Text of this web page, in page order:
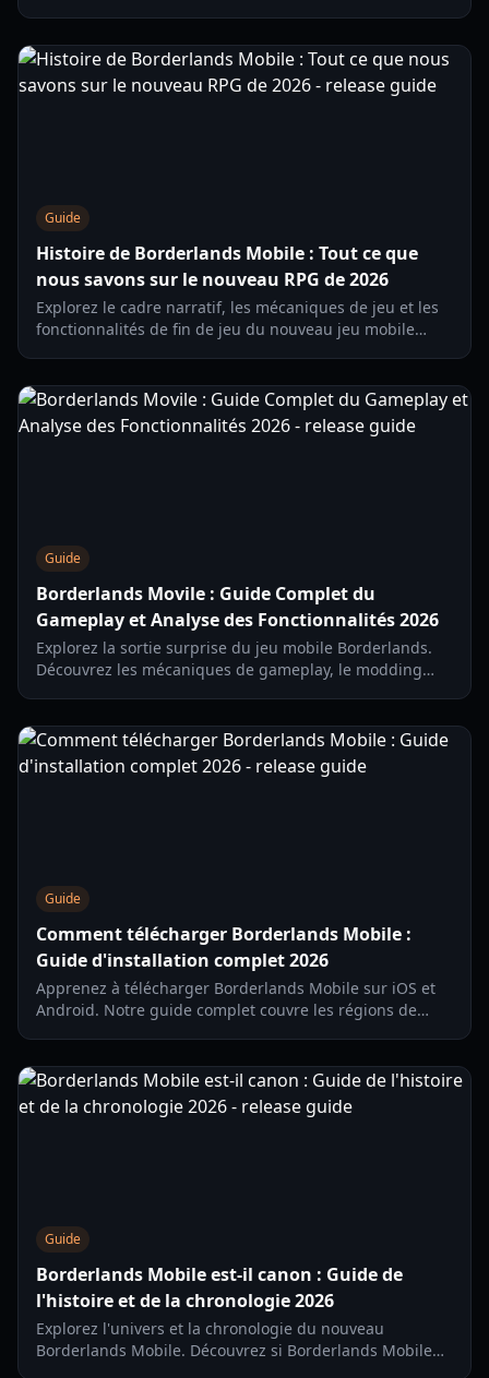
Guide
Histoire de Borderlands Mobile : Tout ce que
nous savons sur le nouveau RPG de 2026
Explorez le cadre narratif, les mécaniques de jeu et les
fonctionnalités de fin de jeu du nouveau jeu mobile
Guide
Borderlands Movile : Guide Complet du
Gameplay et Analyse des Fonctionnalités 2026
Explorez la sortie surprise du jeu mobile Borderlands.
Découvrez les mécaniques de gameplay, le modding
Guide
Comment télécharger Borderlands Mobile :
Guide d'installation complet 2026
Apprenez à télécharger Borderlands Mobile sur iOS et
Android. Notre guide complet couvre les régions de
Guide
Borderlands Mobile est-il canon : Guide de
l'histoire et de la chronologie 2026
Explorez l'univers et la chronologie du nouveau
Borderlands Mobile. Découvrez si Borderlands Mobile